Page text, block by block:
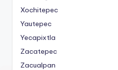
Xochitepec
Yautepec
Yecapixtla
Zacatepec
Zacualpan